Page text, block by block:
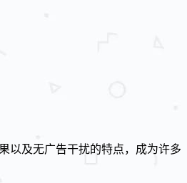
以及无广告干扰的特点，成为许多